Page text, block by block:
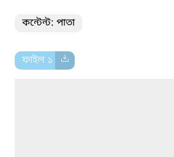
কন্টেন্ট: পাতা
ফাইল ১